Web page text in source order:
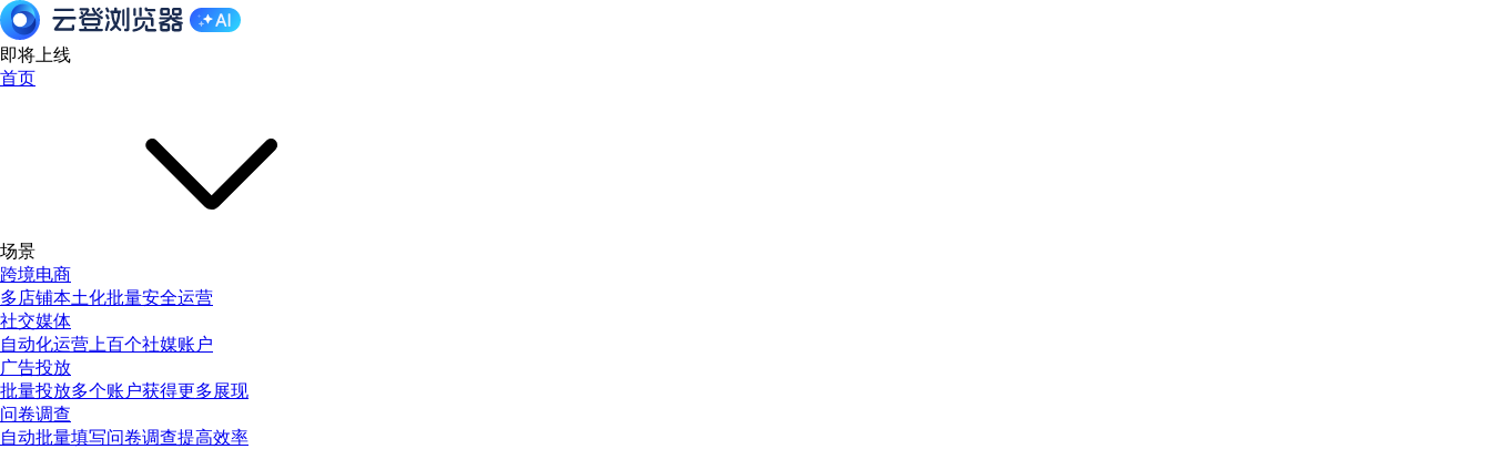
即将上线
首页
场景
跨境电商
多店铺本土化批量安全运营
社交媒体
自动化运营上百个社媒账户
广告投放
批量投放多个账户获得更多展现
问卷调查
自动批量填写问卷调查提高效率